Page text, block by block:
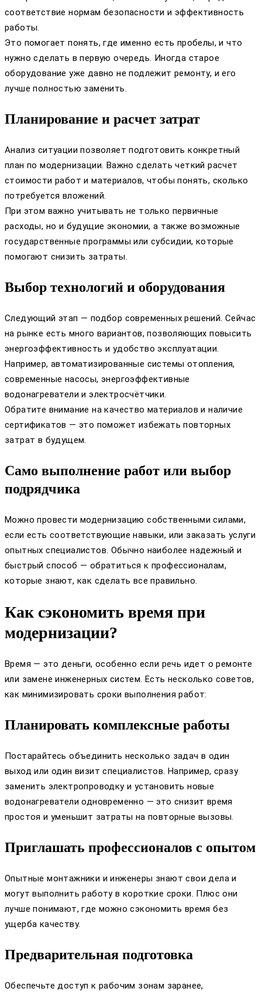
соответствие нормам безопасности и эффективность
работы.
Это помогает понять, где именно есть пробелы, и что
нужно сделать в первую очередь. Иногда старое
оборудование уже давно не подлежит ремонту, и его
лучше полностью заменить.
Планирование и расчет затрат
Анализ ситуации позволяет подготовить конкретный
план по модернизации. Важно сделать четкий расчет
стоимости работ и материалов, чтобы понять, сколько
потребуется вложений.
При этом важно учитывать не только первичные
расходы, но и будущие экономии, а также возможные
государственные программы или субсидии, которые
помогают снизить затраты.
Выбор технологий и оборудования
Следующий этап — подбор современных решений. Сейчас
на рынке есть много вариантов, позволяющих повысить
энергоэффективность и удобство эксплуатации.
Например, автоматизированные системы отопления,
современные насосы, энергоэффективные
водонагреватели и электросчётчики.
Обратите внимание на качество материалов и наличие
сертификатов — это поможет избежать повторных
затрат в будущем.
Само выполнение работ или выбор
подрядчика
Можно провести модернизацию собственными силами,
если есть соответствующие навыки, или заказать услуги
опытных специалистов. Обычно наиболее надежный и
быстрый способ — обратиться к профессионалам,
которые знают, как сделать все правильно.
Как сэкономить время при
модернизации?
Время — это деньги, особенно если речь идет о ремонте
или замене инженерных систем. Есть несколько советов,
как минимизировать сроки выполнения работ:
Планировать комплексные работы
Постарайтесь объединить несколько задач в один
выход или один визит специалистов. Например, сразу
заменить электропроводку и установить новые
водонагреватели одновременно — это снизит время
простоя и уменьшит затраты на повторные вызовы.
Приглашать профессионалов с опытом
Опытные монтажники и инженеры знают свои дела и
могут выполнить работу в короткие сроки. Плюс они
лучше понимают, где можно сэкономить время без
ущерба качеству.
Предварительная подготовка
Обеспечьте доступ к рабочим зонам заранее,